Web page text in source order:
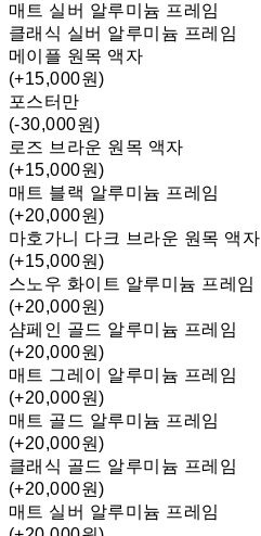
매트 실버 알루미늄 프레임
클래식 실버 알루미늄 프레임
메이플 원목 액자
(+15,000원)
포스터만
(-30,000원)
로즈 브라운 원목 액자
(+15,000원)
매트 블랙 알루미늄 프레임
(+20,000원)
마호가니 다크 브라운 원목 액자
(+15,000원)
스노우 화이트 알루미늄 프레임
(+20,000원)
샴페인 골드 알루미늄 프레임
(+20,000원)
매트 그레이 알루미늄 프레임
(+20,000원)
매트 골드 알루미늄 프레임
(+20,000원)
클래식 골드 알루미늄 프레임
(+20,000원)
매트 실버 알루미늄 프레임